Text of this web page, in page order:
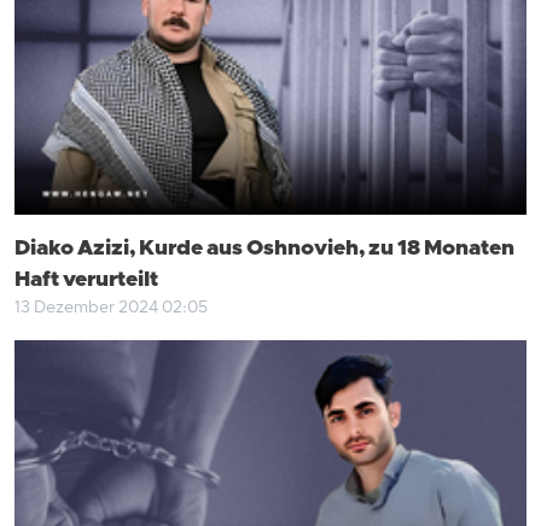
Diako Azizi, Kurde aus Oshnovieh, zu 18 Monaten
Haft verurteilt
13 Dezember 2024 02:05